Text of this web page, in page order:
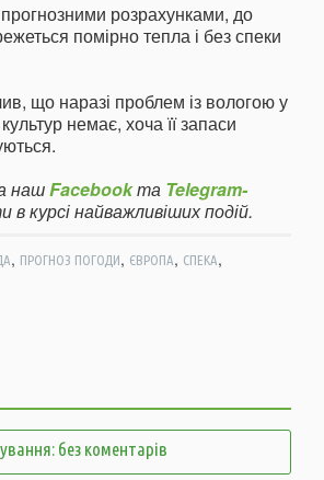
розрахунками, до
помірно тепла і без спеки
що наразі проблем із вологою у
культур немає, хоча її запаси
нашFacebookта Telegram-
в курсі найважливіших подій.
, ПРОГНОЗ ПОГОДИ, ЄВРОПА, СПЕКА,
без коментарів